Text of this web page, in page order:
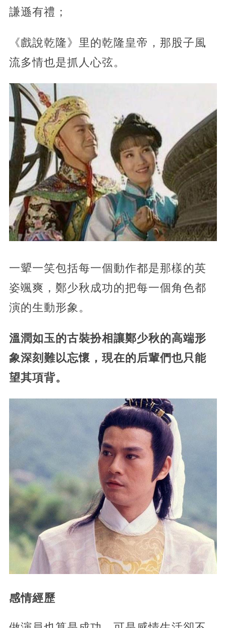
謙遜有禮；
《戲說乾隆》里的乾隆皇帝，那股子風
流多情也是抓人心弦。
一顰一笑包括每一個動作都是那樣的英
姿颯爽，鄭少秋成功的把每一個角色都
演的生動形象。
溫潤如玉的古裝扮相讓鄭少秋的高端形
象深刻難以忘懷，現在的后輩們也只能
望其項背。
感情經歷